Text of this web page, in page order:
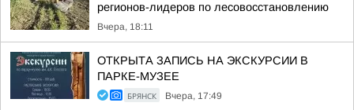
регионов-лидеров по лесовосстановлению
Вчера, 18:11
ОТКРЫТА ЗАПИСЬ НА ЭКСКУРСИИ В
ПАРКЕ-МУЗЕЕ
БРЯНСК Вчера, 17:49